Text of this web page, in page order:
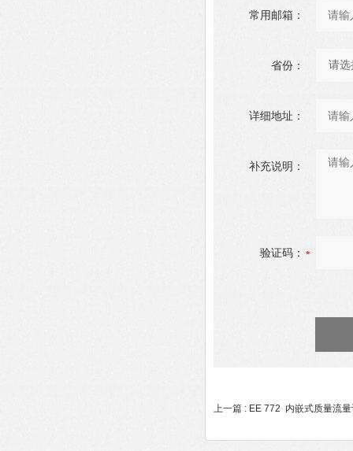
常用邮箱：
省份：
详细地址：
补充说明：
验证码：
上一篇 : EE 772 内嵌式质量流量